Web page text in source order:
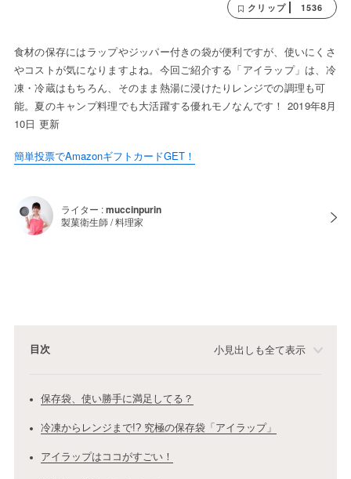
クリップ 1536
食材の保存にはラップやジッパー付きの袋が便利ですが、使いにくさ
やコストが気になりますよね。今回ご紹介する「アイラップ」は、冷
凍・冷蔵はもちろん、そのまま熱湯に浸けたりレンジでの調理も可
能。夏のキャンプ料理でも大活躍する優れモノなんです！ 2019年8月
10日 更新
簡単投票でAmazonギフトカードGET！
ライター :muccinpurin
製菓衛生師 / 料理家
目次 小見出しも全て表示
保存袋、使い勝手に満足してる？
冷凍からレンジまで!? 究極の保存袋「アイラップ」
アイラップはココがすごい！